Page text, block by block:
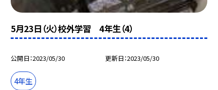
5月23日（火）校外学習 4年生（4）
公開日 2023/05/30 更新日 2023/05/30
4年生